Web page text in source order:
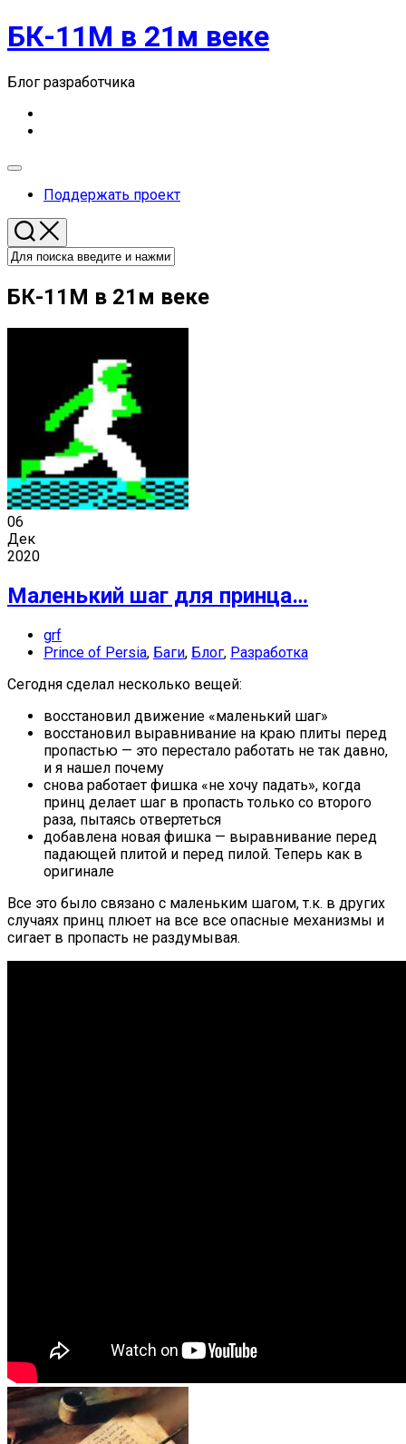
Перейти
кБК-11М в 21м веке
Блог разработчика
Развернуть
Поддержать проект
БК-11М в 21м веке
06
Дек
2020
Маленький шаг для принца…
grf
Prince of Persia, Баги, Блог, Разработка
Сегодня сделал несколько вещей:
восстановил движение «маленький шаг»
восстановил выравнивание на краю плиты перед
пропастью — это перестало работать не так давно,
и я нашел почему
снова работает фишка «не хочу падать», когда
принц делает шаг в пропасть только со второго
раза, пытаясь отвертеться
добавлена новая фишка — выравнивание перед
падающей плитой и перед пилой. Теперь как в
оригинале
Все это было связано с маленьким шагом, т.к. в других
случаях принц плюет на все все опасные механизмы и
сигает в пропасть не раздумывая.